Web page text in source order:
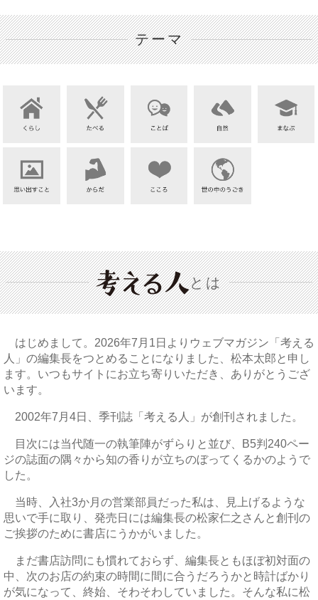
テーマ
とは
はじめまして。2026年7月1日よりウェブマガジン「考える
人」の編集長をつとめることになりました、松本太郎と申し
ます。いつもサイトにお立ち寄りいただき、ありがとうござ
います。
2002年7月4日、季刊誌「考える人」が創刊されました。
目次には当代随一の執筆陣がずらりと並び、B5判240ペー
ジの誌面の隅々から知の香りが立ちのぼってくるかのようで
した。
当時、入社3か月の営業部員だった私は、見上げるような
思いで手に取り、発売日には編集長の松家仁之さんと創刊の
ご挨拶のために書店にうかがいました。
まだ書店訪問にも慣れておらず、編集長ともほぼ初対面の
中、次のお店の約束の時間に間に合うだろうかと時計ばかり
が気になって、終始、そわそわしていました。そんな私に松